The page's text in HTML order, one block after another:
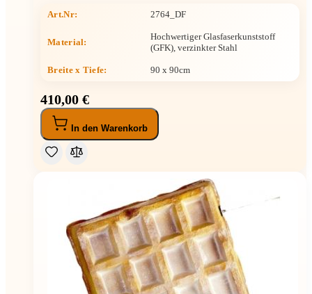
Art.Nr: 2764_DF
Material:
Hochwertiger Glasfaserkunststoff
(GFK), verzinkter Stahl
Breite x Tiefe: 90 x 90cm
410,00 €
In den Warenkorb